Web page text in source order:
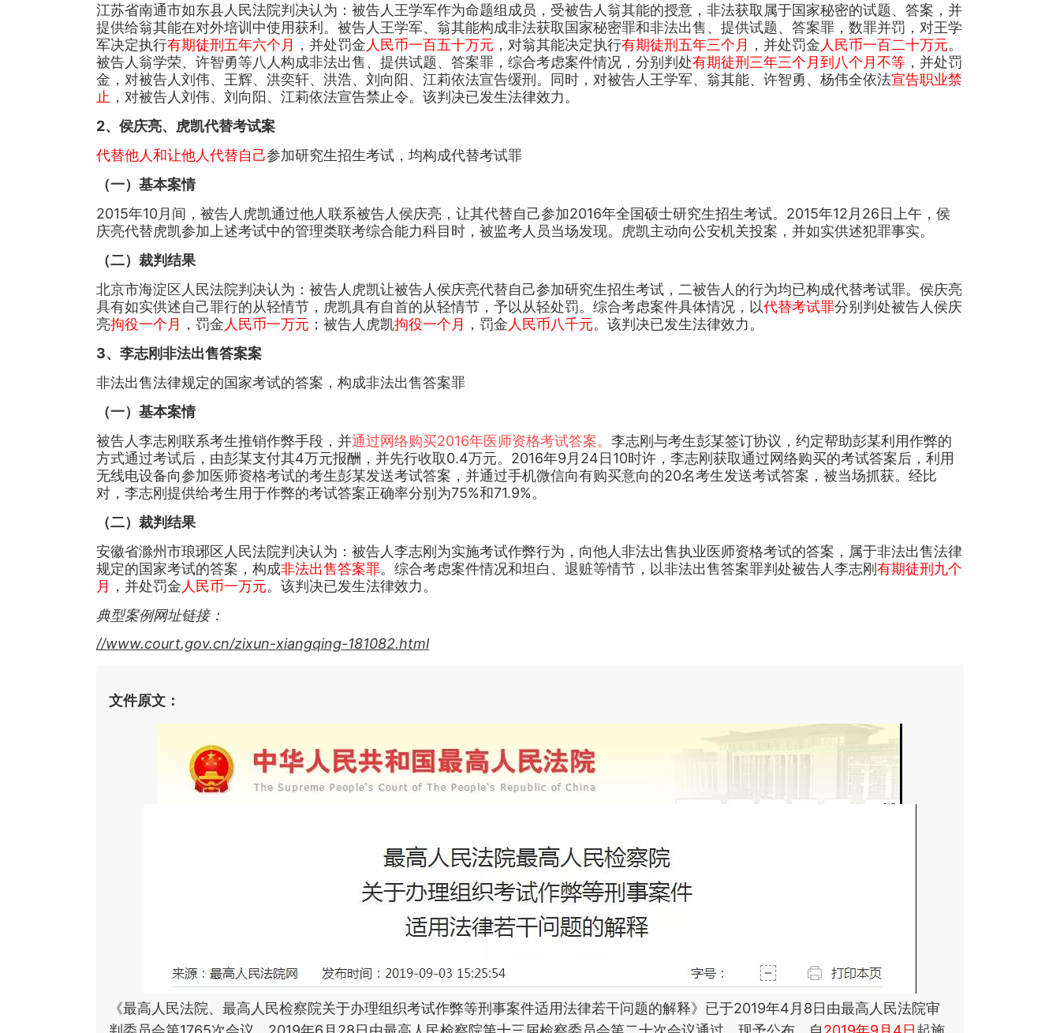
江苏省南通市如东县人民法院判决认为：被告人王学军作为命题组成员，受被告人翁其能的授意，非法获取属于国家秘密的试题、答案，并
提供给翁其能在对外培训中使用获利。被告人王学军、翁其能构成非法获取国家秘密罪和非法出售、提供试题、答案罪，数罪并罚，对王学
军决定执行有期徒刑五年六个月 ，并处罚金 人民币一百五十万元 ，对翁其能决定执行有期徒刑五年三个月 ，并处罚金 人民币一百二十万元。
被告人翁学荣、许智勇等八人构成非法出售、提供试题、答案罪，综合考虑案件情况，分别判处有期徒刑三年三个月到八个月不等 ，并处罚
金，对被告人刘伟、王辉、洪奕轩、洪浩、刘向阳、江莉依法宣告缓刑。同时，对被告人王学军、翁其能、许智勇、杨伟全依法宣告职业禁
止 ，对被告人刘伟、刘向阳、江莉依法宣告禁止令。该判决已发生法律效力。
2、侯庆亮、虎凯代替考试案
代替他人和让他人代替自己参加研究生招生考试，均构成代替考试罪
（一）基本案情
2015年10月间，被告人虎凯通过他人联系被告人侯庆亮，让其代替自己参加2016年全国硕士研究生招生考试。2015年12月26日上午，侯
庆亮代替虎凯参加上述考试中的管理类联考综合能力科目时，被监考人员当场发现。虎凯主动向公安机关投案，并如实供述犯罪事实。
（二）裁判结果
北京市海淀区人民法院判决认为：被告人虎凯让被告人侯庆亮代替自己参加研究生招生考试，二被告人的行为均已构成代替考试罪。侯庆亮
具有如实供述自己罪行的从轻情节，虎凯具有自首的从轻情节，予以从轻处罚。综合考虑案件具体情况，以代替考试罪分别判处被告人侯庆
亮拘役一个月 ，罚金 人民币一万元 ；被告人虎凯拘役一个月 ，罚金 人民币八千元。该判决已发生法律效力。
3、李志刚非法出售答案案
非法出售法律规定的国家考试的答案，构成非法出售答案罪
（一）基本案情
被告人李志刚联系考生推销作弊手段，并通过网络购买2016年医师资格考试答案。 李志刚与考生彭某签订协议，约定帮助彭某利用作弊的
方式通过考试后，由彭某支付其4万元报酬，并先行收取0.4万元。2016年9月24日10时许，李志刚获取通过网络购买的考试答案后，利用
无线电设备向参加医师资格考试的考生彭某发送考试答案，并通过手机微信向有购买意向的20名考生发送考试答案，被当场抓获。经比
对，李志刚提供给考生用于作弊的考试答案正确率分别为75%和71.9%。
（二）裁判结果
安徽省滁州市琅琊区人民法院判决认为：被告人李志刚为实施考试作弊行为，向他人非法出售执业医师资格考试的答案，属于非法出售法律
规定的国家考试的答案，构成非法出售答案罪。综合考虑案件情况和坦白、退赃等情节，以非法出售答案罪判处被告人李志刚有期徒刑九个
月 ，并处罚金 人民币一万元。该判决已发生法律效力。
典型案例网址链接：
//www.court.gov.cn/zixun-xiangqing-181082.html
文件原文：
《最高人民法院、最高人民检察院关于办理组织考试作弊等刑事案件适用法律若干问题的解释》已于2019年4月8日由最高人民法院审